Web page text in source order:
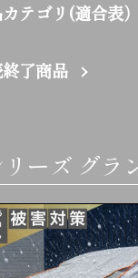
テゴリ(適合表）
了商品
ーズ グラ